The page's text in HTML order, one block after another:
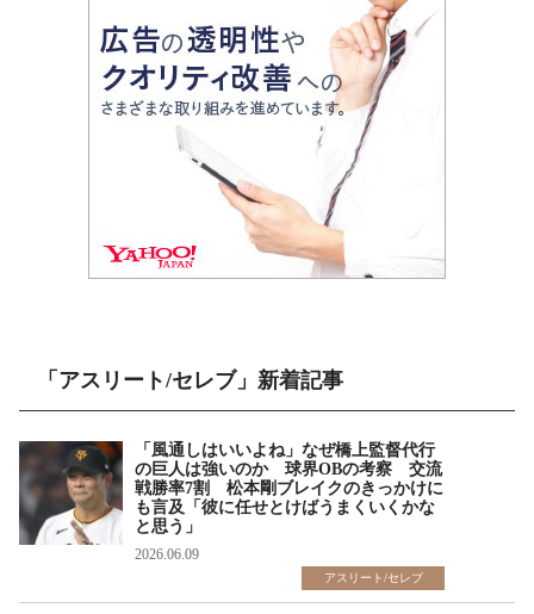
「アスリート/セレブ」新着記事
「風通しはいいよね」なぜ橋上監督代行
の巨人は強いのか 球界OBの考察 交流
戦勝率7割 松本剛ブレイクのきっかけに
も言及「彼に任せとけばうまくいくかな
と思う」
2026.06.09
アスリート/セレブ